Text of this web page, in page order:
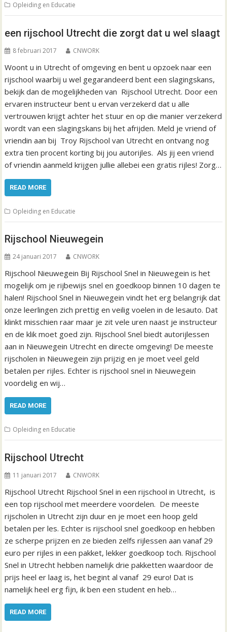
Opleiding en Educatie
een rijschool Utrecht die zorgt dat u wel slaagt
8 februari 2017 CNWORK
Woont u in Utrecht of omgeving en bent u opzoek naar een
rijschool waarbij u wel gegarandeerd bent een slagingskans,
bekijk dan de mogelijkheden van Rijschool Utrecht. Door een
ervaren instructeur bent u ervan verzekerd dat u alle
vertrouwen krijgt achter het stuur en op die manier verzekerd
wordt van een slagingskans bij het afrijden. Meld je vriend of
vriendin aan bij Troy Rijschool van Utrecht en ontvang nog
extra tien procent korting bij jou autorijles. Als jij een vriend
of vriendin aanmeld krijgen jullie allebei een gratis rijles! Zorg…
READ MORE
Opleiding en Educatie
Rijschool Nieuwegein
24 januari 2017 CNWORK
Rijschool Nieuwegein Bij Rijschool Snel in Nieuwegein is het
mogelijk om je rijbewijs snel en goedkoop binnen 10 dagen te
halen! Rijschool Snel in Nieuwegein vindt het erg belangrijk dat
onze leerlingen zich prettig en veilig voelen in de lesauto. Dat
klinkt misschien raar maar je zit vele uren naast je instructeur
en de klik moet goed zijn. Rijschool Snel biedt autorijlessen
aan in Nieuwegein Utrecht en directe omgeving! De meeste
rijscholen in Nieuwegein zijn prijzig en je moet veel geld
betalen per rijles. Echter is rijschool snel in Nieuwegein
voordelig en wij…
READ MORE
Opleiding en Educatie
Rijschool Utrecht
11 januari 2017 CNWORK
Rijschool Utrecht Rijschool Snel in een rijschool in Utrecht, is
een top rijschool met meerdere voordelen. De meeste
rijscholen in Utrecht zijn duur en je moet een hoop geld
betalen per les. Echter is rijschool snel goedkoop en hebben
ze scherpe prijzen en ze bieden zelfs rijlessen aan vanaf 29
euro per rijles in een pakket, lekker goedkoop toch. Rijschool
Snel in Utrecht hebben namelijk drie pakketten waardoor de
prijs heel er laag is, het begint al vanaf 29 euro! Dat is
namelijk heel erg fijn, ik ben een student en heb…
READ MORE